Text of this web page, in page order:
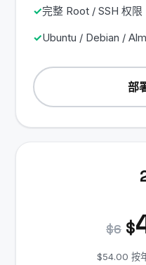
完整 Root / SSH 权限
Ubuntu / Debian /
部
$6 $
$54.00 按